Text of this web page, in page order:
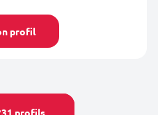
profil
profils